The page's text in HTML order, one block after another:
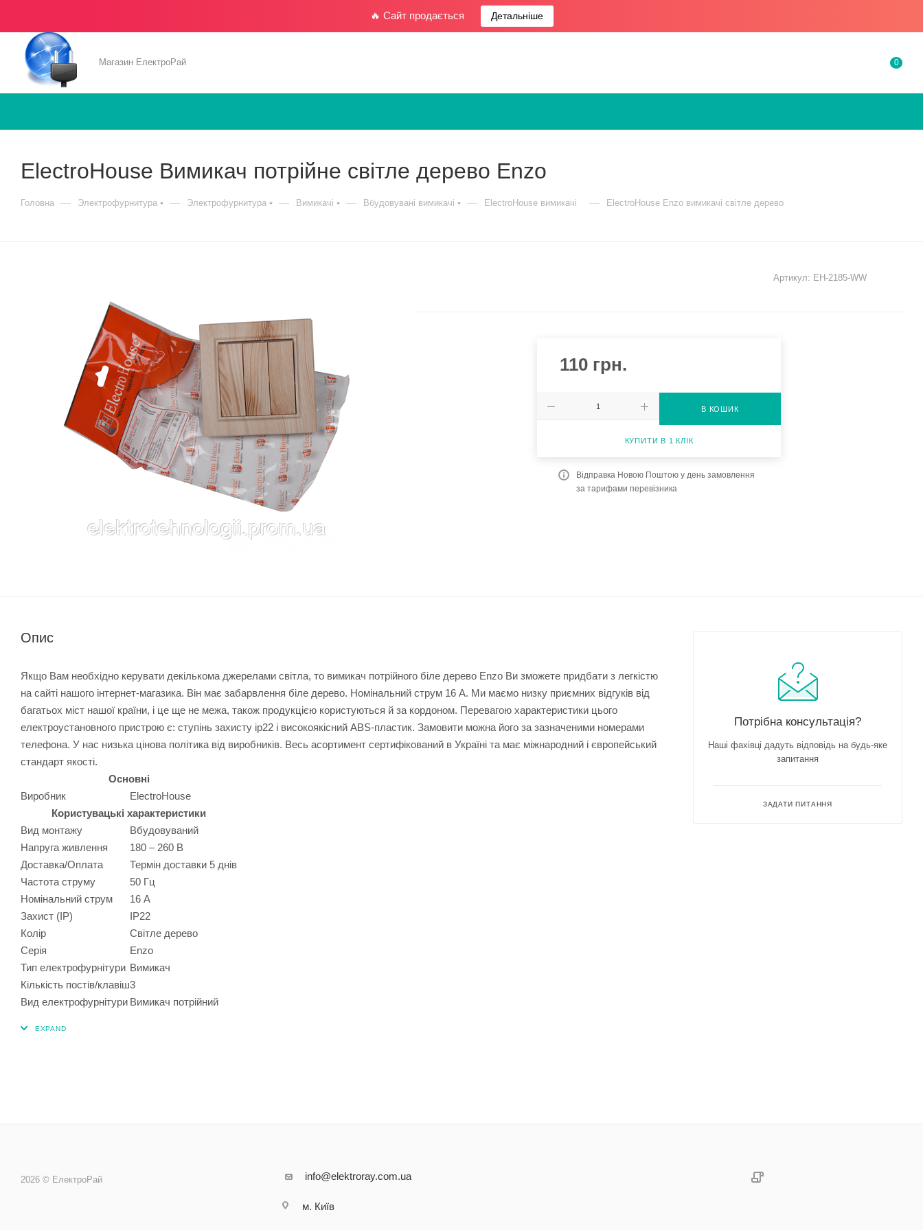
🔥 Сайт продається Детальніше
Магазин ЕлектроРай 0
ElectroHouse Вимикач потрійне світле дерево Enzo
Головна — Электрофурнитура — Электрофурнитура — Вимикачі — Вбудовувані вимикачі — ElectroHouse вимикачі — ElectroHouse Enzo вимикачі світле дерево
Артикул: EH-2185-WW
110 грн.
В КОШИК
КУПИТИ В 1 КЛІК
Відправка Новою Поштою у день замовлення
за тарифами перевізника
Опис
Якщо Вам необхідно керувати декількома джерелами світла, то вимикач потрійного біле дерево Enzo Ви зможете придбати з легкістю
на сайті нашого інтернет-магазика. Він має забарвлення біле дерево. Номінальний струм 16 А. Ми маємо низку приємних відгуків від
багатьох міст нашої країни, і це ще не межа, також продукцією користуються й за кордоном. Перевагою характеристики цього
електроустановного пристрою є: ступінь захисту ip22 і високоякісний ABS-пластик. Замовити можна його за зазначеними номерами
телефона. У нас низька цінова політика від виробників. Весь асортимент сертифікований в Україні та має міжнародний і європейський
стандарт якості.
Основні
Виробник
ElectroHouse
Користувацькі характеристики
Вид монтажу
Вбудовуваний
Напруга живлення
180 – 260 В
Доставка/Оплата
Термін доставки 5 днів
Частота струму
50 Гц
Номінальний струм
16 А
Захист (IP)
IP22
Колір
Світле дерево
Серія
Enzo
Тип електрофурнітури Вимикач
Кількість постів/клавіш3
Вид електрофурнітури Вимикач потрійний
Потрібна консультація?
Наші фахівці дадуть відповідь на будь-яке
запитання
ЗАДАТИ ПИТАННЯ
2026 © ЕлектроРай info@elektroray.com.ua
м. Київ